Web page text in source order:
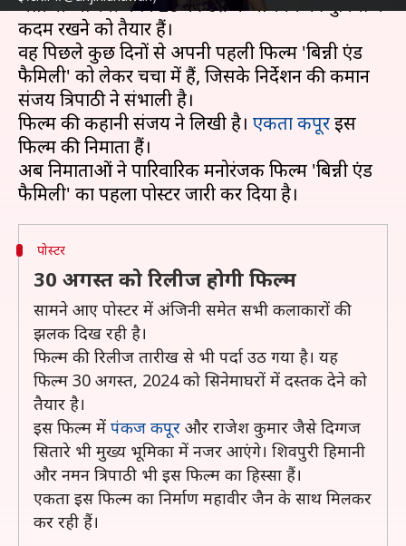
भतीजी अंजिनी धवन 20 की उम्र में अभिनय की दुनिया में
कदम रखने को तैयार हैं।
वह पिछले कुछ दिनों से अपनी पहली फिल्म 'बिन्नी एंड
फैमिली' को लेकर चर्चा में हैं, जिसके निर्देशन की कमान
संजय त्रिपाठी ने संभाली है।
फिल्म की कहानी संजय ने लिखी है। एकता कपूरइस
फिल्म की निर्माता हैं।
अब निर्माताओं ने पारिवारिक मनोरंजक फिल्म 'बिन्नी एंड
पोस्टर
30 अगस्त को रिलीज होगी फिल्म
सामने आए पोस्टर में अंजिनी समेत सभी कलाकारों की
झलक दिख रही है।
फिल्म की रिलीज तारीख से भी पर्दा उठ गया है। यह
फिल्म 30 अगस्त, 2024 को सिनेमाघरों में दस्तक देने को
तैयार है।
इस फिल्म में पंकज कपूर और राजेश कुमार जैसे दिग्गज
सितारे भी मुख्य भूमिका में नजर आएंगे। शिवपुरी हिमानी
और नमन त्रिपाठी भी इस फिल्म का हिस्सा हैं।
एकता इस फिल्म का निर्माण महावीर जैन के साथ मिलकर
कर रही हैं।